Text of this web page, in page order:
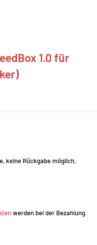
1.0 für
keine Rückgabe möglich,
werden bei der Bezahlung